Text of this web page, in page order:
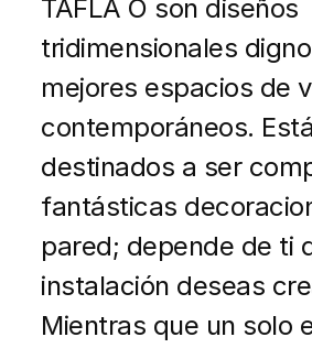
TAFLA O son diseños
tridimensionales
mejores espacios de
contemporáneos.
destinados a ser
fantásticas
pared; depende de ti
instalación deseas
Mientras que un solo